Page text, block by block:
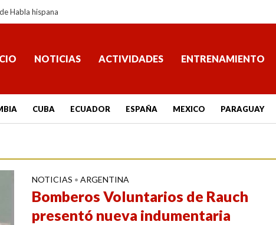
Habla hispana
NOTICIAS ACTIVIDADES ENTRENAMIENTO
CUBA ECUADOR ESPAÑA MEXICO PARAGUAY
NOTICIAS • ARGENTINA
Bomberos Voluntarios de Rauch
presentó nueva indumentaria